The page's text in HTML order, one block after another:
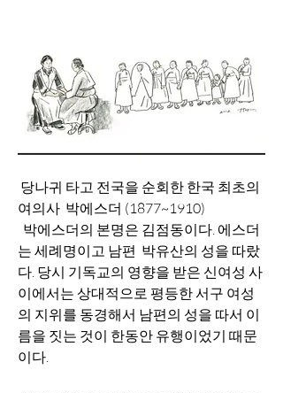
여의사  박에스더 (1877~1910)
는 세례명이고 남편  박유산의 성을 따랐
다. 당시 기독교의 영향을 받은 신여성 사
이에서는 상대적으로 평등한 서구 여성
의 지위를 동경해서 남편의 성을 따서 이
름을 짓는 것이 한동안 유행이었기 때문
이다.